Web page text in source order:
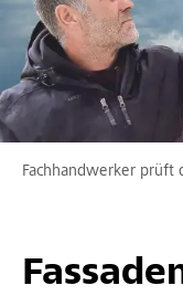
Fachhandwerker prüft